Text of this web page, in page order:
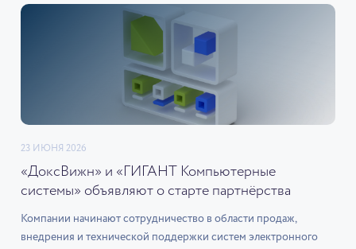
23 ИЮНЯ 2026
«ДоксВижн» и «ГИГАНТ Компьютерные
системы» объявляют о старте партнёрства
Компании начинают сотрудничество в области продаж,
внедрения и технической поддержки систем электронного